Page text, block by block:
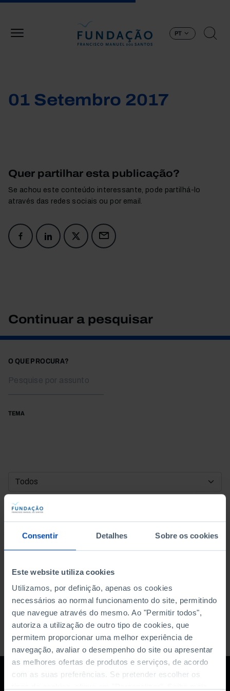
Consentir Detalhes Sobre os cookies
Este website utiliza cookies
Utilizamos, por definição, apenas os cookies
necessários ao normal funcionamento do site, permitindo
que navegue através do mesmo. Ao "Permitir todos",
autoriza a utilização de outro tipo de cookies, que
permitem proporcionar uma melhor experiência de
navegação, avaliar o desempenho do site ou apresentar
as melhores ofertas de produtos e serviços, de acordo
com as suas preferências. Se pretender escolher os
PT
01 Setembro 2017
Quer partilhar esta publicação?
Se achou este conteúdo interessante, pode partilhá-lo
através das redes sociais ou por email.
Continuar a pesquisar
O QUE PROCURA?
TEMA
DATA DE INÍCIO
DATA DE FIM